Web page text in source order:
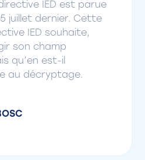
IED est parue
juillet dernier. Cette
IED souhaite,
son champ
qu’en est-il
au décryptage.